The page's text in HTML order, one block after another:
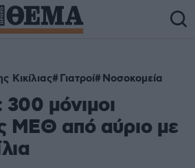
Κικίλιας Γιατροί Νοσοκομεία
μόνιμοι
ΜΕΘ από αύριο με